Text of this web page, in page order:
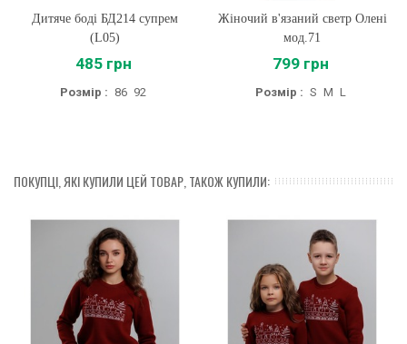
Дитяче боді БД214 супрем
(L05)
485 грн
Розмір : 86 92
Жіночий в'язаний светр Олені
мод.71
799 грн
Розмір : S M L
ПОКУПЦІ, ЯКІ КУПИЛИ ЦЕЙ ТОВАР, ТАКОЖ КУПИЛИ: